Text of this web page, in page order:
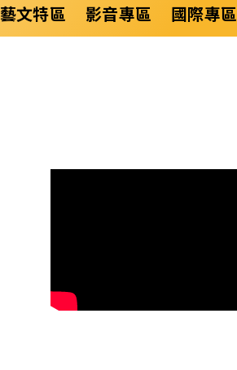
藝文特區 影音專區 國際專區